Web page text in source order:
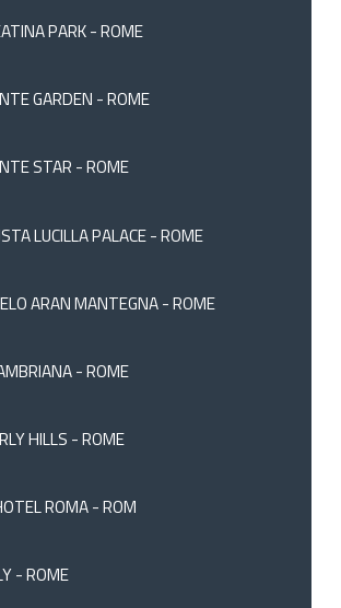
PARK - ROME
GARDEN - ROME
STAR - ROME
LUCILLA PALACE - ROME
ARAN MANTEGNA - ROME
- ROME
HILLS - ROME
ROMA - ROM
- ROME